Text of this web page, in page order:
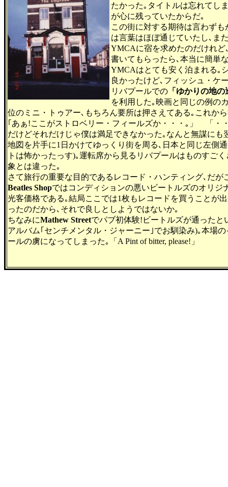
たかった｡タイトルは忘れてし
が心に残っていたからだ｡
この街に対する期待は言わず
は言葉はほぼ通じていたし､ま
YMCAに宿を求めたのだけれ
書いてもらったら､本当に簡単
YMCAはとても安く泊まれる｡
良かったけど､フィッシュ・ケ
リバプールでの 「ゆかりの地
を利用した｡映画と同じの例の
位のミニ・トゥアー､もちろん要所は押さえてある｡これか
｢あぁ!ここがストロベリー・フィールズか・・・｡」 「・
だけどそれだけじゃ僕は満足できなかった｡なんと無謀に
地図を片手に1日かけてゆっくり街を周る､日本と同じ左側
トは怖かったっす)｡運転席から見るリバプールはものすご
象とは違った｡
さて旅行の重要な目的であるレコード・ハンティング､だ
Beatles Shopではコンディションの悪いビートルズのオリ
光客価格である｡結局ここでは1枚もレコードを買うことが
ったのだから､それで良しとしようではないか｡
ちなみにMathew Streetでパブ初体験!ビートルズが通ったと
アルバム｢センチメンタル・ジャーニー｣でお馴染み)｡本場
ールの虜になってしまった｡「A Pint of bitter, please!」